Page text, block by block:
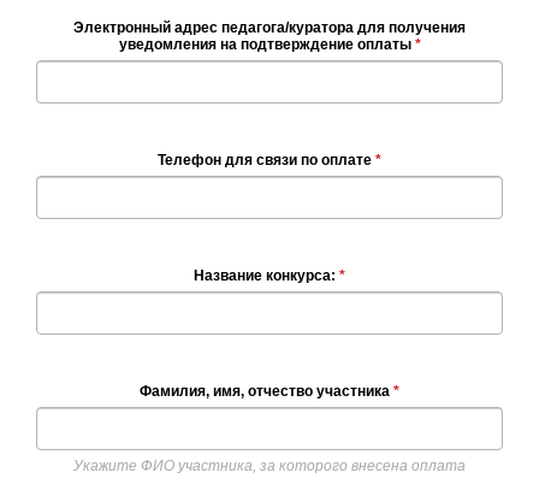
Электронный адрес педагога/куратора для получения
уведомления на подтверждение оплаты *
Телефон для связи по оплате *
Название конкурса: *
Фамилия, имя, отчество участника *
Укажите ФИО участника, за которого внесена оплата